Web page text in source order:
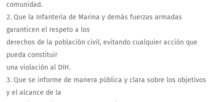
comunidad.
Que la Infantería de Marina y demás fuerzas armadas
garanticen el respeto a los
derechos de la población civil, evitando cualquier acción que
pueda constituir
una violación al DIH.
Que se informe de manera pública y clara sobre los objetivos
y el alcance de la